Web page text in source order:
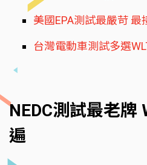
美國EPA測試最嚴苛
台灣電動車測試多選
NEDC測試最老牌
遍